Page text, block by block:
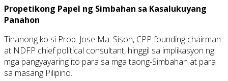
Propetikong Papel ng Simbahan sa Kasalukuyang
Panahon
Tinanong ko si Prop. Jose Ma. Sison, CPP founding chairman
at NDFP chief political consultant, hinggil sa implikasyon ng
mga pangyayaring ito para sa mga taong-Simbahan at para
sa masang Pilipino.